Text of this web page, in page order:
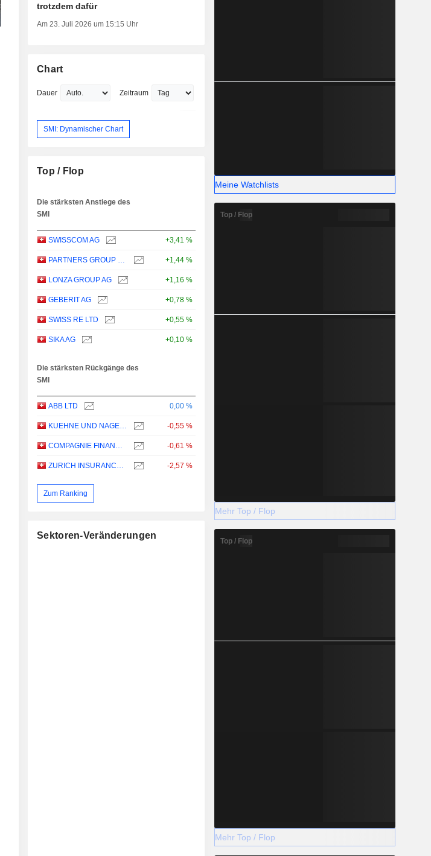
trotzdem dafür
Am 23. Juli 2026 um 15:15 Uhr
Chart
Dauer Zeitraum
SMI: Dynamischer Chart
Top / Flop
Die stärksten Anstiege des
SMI
SWISSCOM AG +3,41 %
PARTNERS GROUP HOLDING AG +1,44 %
LONZA GROUP AG +1,16 %
GEBERIT AG +0,78 %
SWISS RE LTD +0,55 %
SIKA AG +0,10 %
Die stärksten Rückgänge des
SMI
ABB LTD 0,00 %
KUEHNE UND NAGEL INTERNATIONAL AG -0,55 %
COMPAGNIE FINANCIERE RICHEMONT -0,61 %
ZURICH INSURANCE GROUP LTD -2,57 %
Zum Ranking
Sektoren-Veränderungen
Meine Watchlists
Top / Flop
Mehr Top / Flop
Top / Flop
Mehr Top / Flop